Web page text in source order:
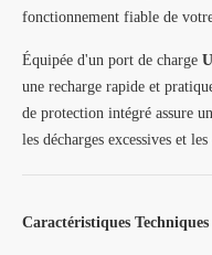
fonctionnement fiable de
Équipée d'un port de charge
une recharge rapide et
de protection intégré assure
les décharges excessives et
Caractéristiques Techniques